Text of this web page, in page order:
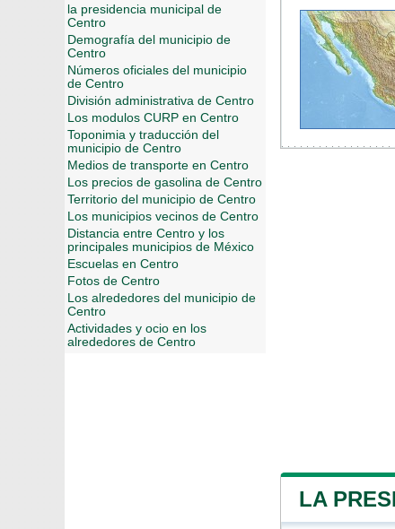
LA
la presidencia municipal de
Centro
Demografía del municipio de
Centro
Números oficiales del municipio
de Centro
División administrativa de Centro
Los modulos CURP en Centro
Toponimia y traducción del
municipio de Centro
Medios de transporte en Centro
Los precios de gasolina de Centro
Territorio del municipio de Centro
Los municipios vecinos de Centro
Distancia entre Centro y los
principales municipios de México
Escuelas en Centro
Fotos de Centro
Los alrededores del municipio de
Centro
Actividades y ocio en los
alrededores de Centro